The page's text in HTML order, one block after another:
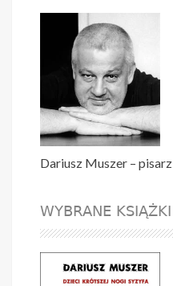
Dariusz Muszer – pisarz
WYBRANE KSIĄŻKI